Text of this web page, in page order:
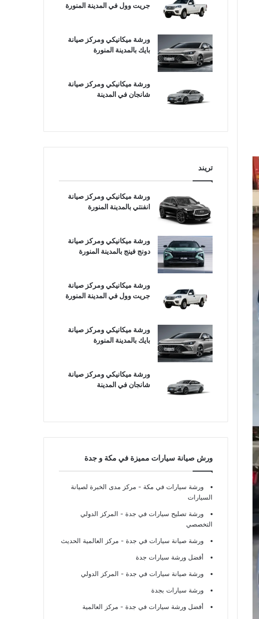
جريت وول في المدينة المنورة
ورشة ميكانيكي ومركز صيانة
بايك بالمدينة المنورة
ورشة ميكانيكي ومركز صيانة
شانجان في المدينة
تريند
ورشة ميكانيكي ومركز صيانة
انفنتي بالمدينة المنورة
ورشة ميكانيكي ومركز صيانة
دونج فينج بالمدينة المنورة
ورشة ميكانيكي ومركز صيانة
جريت وول في المدينة المنورة
ورشة ميكانيكي ومركز صيانة
بايك بالمدينة المنورة
ورشة ميكانيكي ومركز صيانة
شانجان في المدينة
ورش صيانة سيارات مميزة في مكة و جدة
ورشة سيارات في مكة - مركز مدى الخبرة لصيانة
السيارات
ورشة تصليح سيارات في جدة - المركز الدولي
التخصصي
ورشة صيانة سيارات في جدة - مركز العالمية الحديث
أفضل ورشة سيارات جدة
ورشة صيانة سيارات في جدة - المركز الدولي
ورشة سيارات بجدة
أفضل ورشة سيارات في جدة - مركز العالمية